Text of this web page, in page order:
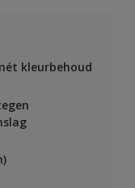
kleurbehoud